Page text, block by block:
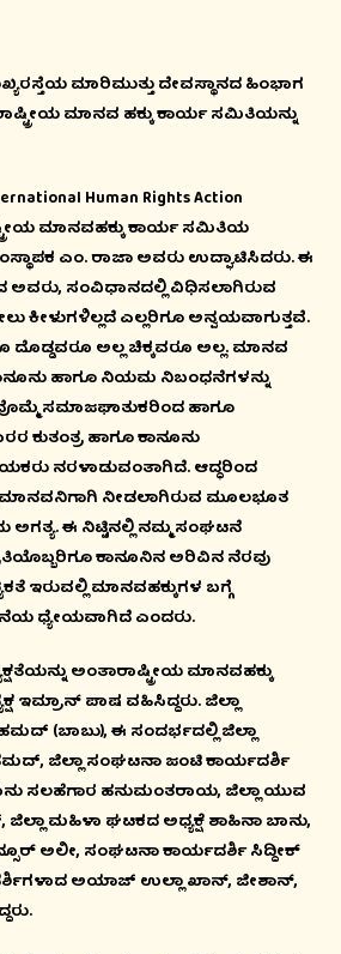
ಮಾರಿಮುತ್ತು ದೇವಸ್ಥಾನದ ಹಿಂಭಾಗ
ಮಾನವ ಹಕ್ಕು ಕಾರ್ಯ ಸಮಿತಿಯನ್ನು
Human Rights Action
ಮಾನವಹಕ್ಕು ಕಾರ್ಯ ಸಮಿತಿಯ
ಎಂ. ರಾಜಾ ಅವರು ಉದ್ಘಾಟಿಸಿದರು. ಈ
ಅವರು, ಸಂವಿಧಾನದಲ್ಲಿ ವಿಧಿಸಲಾಗಿರುವ
ಕೀಳುಗಳಿಲ್ಲದೆ ಎಲ್ಲರಿಗೂ ಅನ್ವಯವಾಗುತ್ತವೆ.
ಅಲ್ಲ ಚಿಕ್ಕವರೂ ಅಲ್ಲ. ಮಾನವ
ಹಾಗೂ ನಿಯಮ ನಿಬಂಧನೆಗಳನ್ನು
ಸಮಾಜಘಾತುಕರಿಂದ ಹಾಗೂ
ಕುತಂತ್ರ ಹಾಗೂ ಕಾನೂನು
ನರಳಾಡುವಂತಾಗಿದೆ. ಆದ್ಧರಿಂದ
ನೀಡಲಾಗಿರುವ ಮೂಲಭೂತ
ಅಗತ್ಯ. ಈ ನಿಟ್ಟಿನಲ್ಲಿ ನಮ್ಮ ಸಂಘಟನೆ
ಕಾನೂನಿನ ಅರಿವಿನ ನೆರವು
ಇರುವಲ್ಲಿ ಮಾನವಹಕ್ಕುಗಳ ಬಗ್ಗೆ
ಧ್ಯೇಯವಾಗಿದೆ ಎಂದರು.
ಅಂತಾರಾಷ್ಟ್ರೀಯ ಮಾನವಹಕ್ಕು
ಇಮ್ರಾನ್ ಪಾಷ ವಹಿಸಿದ್ದರು. ಜಿಲ್ಲಾ
(ಬಾಬು), ಈ ಸಂದರ್ಭದಲ್ಲಿ ಜಿಲ್ಲಾ
ಜಿಲ್ಲಾ ಸಂಘಟನಾ ಜಂಟಿ ಕಾರ್ಯದರ್ಶಿ
ಸಲಹೆಗಾರ ಹನುಮಂತರಾಯ, ಜಿಲ್ಲಾ ಯುವ
ಮಹಿಳಾ ಘಟಕದ ಅಧ್ಯಕ್ಷೆ ಶಾಹಿನಾ ಬಾನು,
ಅಲೀ, ಸಂಘಟನಾ ಕಾರ್ಯದರ್ಶಿ ಸಿದ್ದೀಕ್
ಅಯಾಜ್ ಉಲ್ಲಾ ಖಾನ್, ಜೀಶಾನ್,